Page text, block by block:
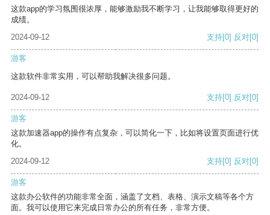
这款app的学习氛围很浓厚，能够激励我不断学习，让我能够取得更好的
成绩。
2024-09-12
支持[0] 反对[0]
游客
这款软件非常实用，可以帮助我解决很多问题。
2024-09-12 支持[0] 反对[0]
游客
这款加速器app的操作有点复杂，可以简化一下，比如将设置页面进行优
化。
2024-09-12
支持[0] 反对[0]
游客
这款办公软件的功能非常全面，涵盖了文档、表格、演示文稿等各个方
面。我可以使用它来完成日常办公的所有任务，非常方便。